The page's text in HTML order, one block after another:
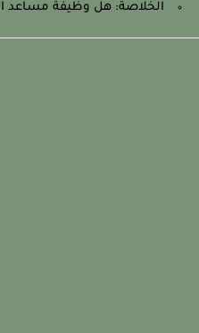
الخلاصة: هل وظيفة مساعد